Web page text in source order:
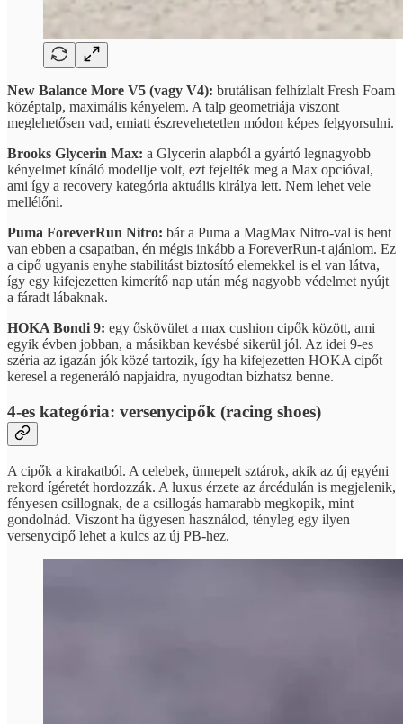
New Balance More V5 (vagy V4): brutálisan felhízlalt Fresh Foam
középtalp, maximális kényelem. A talp geometriája viszont
meglehetősen vad, emiatt észrevehetetlen módon képes felgyorsulni.
Brooks Glycerin Max: a Glycerin alapból a gyártó legnagyobb
kényelmet kínáló modellje volt, ezt fejelték meg a Max opcióval,
ami így a recovery kategória aktuális királya lett. Nem lehet vele
mellélőni.
Puma ForeverRun Nitro: bár a Puma a MagMax Nitro-val is bent
van ebben a csapatban, én mégis inkább a ForeverRun-t ajánlom. Ez
a cipő ugyanis enyhe stabilitást biztosító elemekkel is el van látva,
így egy kifejezetten kimerítő nap után még nagyobb védelmet nyújt
a fáradt lábaknak.
HOKA Bondi 9: egy őskövület a max cushion cipők között, ami
egyik évben jobban, a másikban kevésbé sikerül jól. Az idei 9-es
széria az igazán jók közé tartozik, így ha kifejezetten HOKA cipőt
keresel a regeneráló napjaidra, nyugodtan bízhatsz benne.
4-es kategória: versenycipők (racing shoes)
A cipők a kirakatból. A celebek, ünnepelt sztárok, akik az új egyéni
rekord ígéretét hordozzák. A luxus érzete az árcédulán is megjelenik,
fényesen csillognak, de a csillogás hamarabb megkopik, mint
gondolnád. Viszont ha ügyesen használod, tényleg egy ilyen
versenycipő lehet a kulcs az új PB-hez.